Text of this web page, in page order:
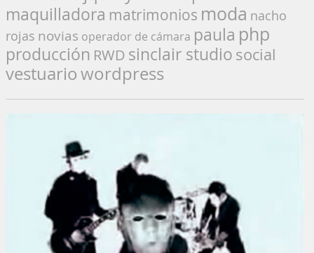
maquilladora matrimonios moda nacho
rojas novias operador de cámara paula php
producción RWD sinclair studio social
vestuariowordpress